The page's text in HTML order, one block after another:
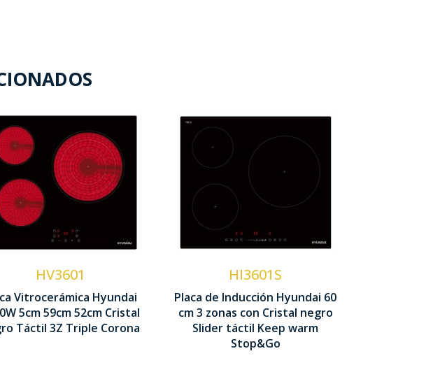
HV3601
Vitrocerámica Hyundai
5cm 59cm 52cm Cristal
Táctil 3Z Triple Corona
Zonas cocción 3
Potencia 5,70 kW
Control Táctil
50 x 590 x 520 mm
HI3601S
Placa de Inducción Hyundai 60
cm 3 zonas con Cristal negro
Slider táctil Keep warm
Stop&Go
Zonas cocción 3
Potencia 6,68 kW
Control Slider
táctil
Función Keep
Warm
62 x 590 x 520 mm